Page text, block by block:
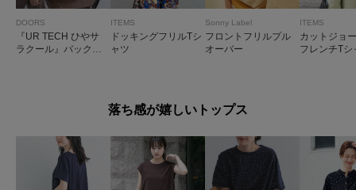
DOORS
『UR TECH ひやサ
ラクール』バックポ
ITEMS
ドッキングフリルTシ
ャツ
Sonny Label
フロントフリルプル
オーバー
ITEMS
カットジョ
フレンチTシ
落ち感が嬉しいトップス